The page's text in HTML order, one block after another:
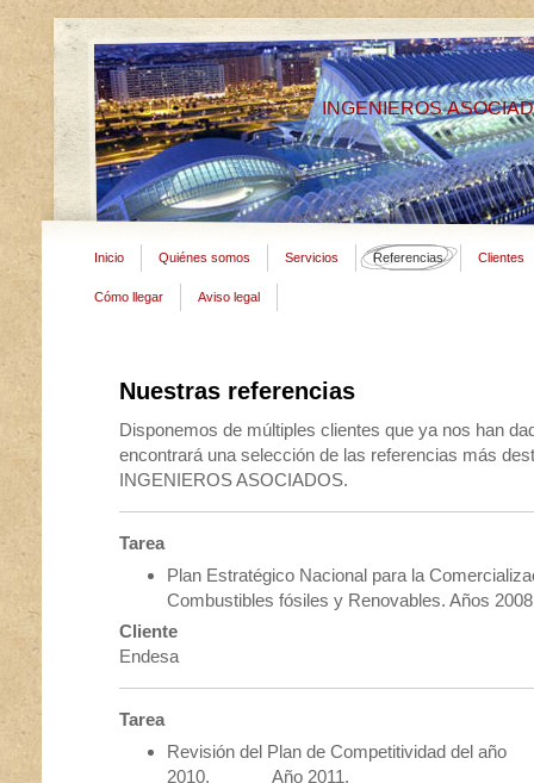
INGENIEROS
Inicio Quiénes somos Servicios Referencias Clientes
Cómo llegar Aviso legal
Nuestras referencias
Disponemos de múltiples clientes que ya nos han
encontrará una selección de las referencias más
INGENIEROS ASOCIADOS.
Tarea
Plan Estratégico Nacional para la
Combustibles fósiles y Renovables. Años
Cliente
Endesa
Tarea
Revisión del Plan de Competitividad del año
2010. Año 2011.